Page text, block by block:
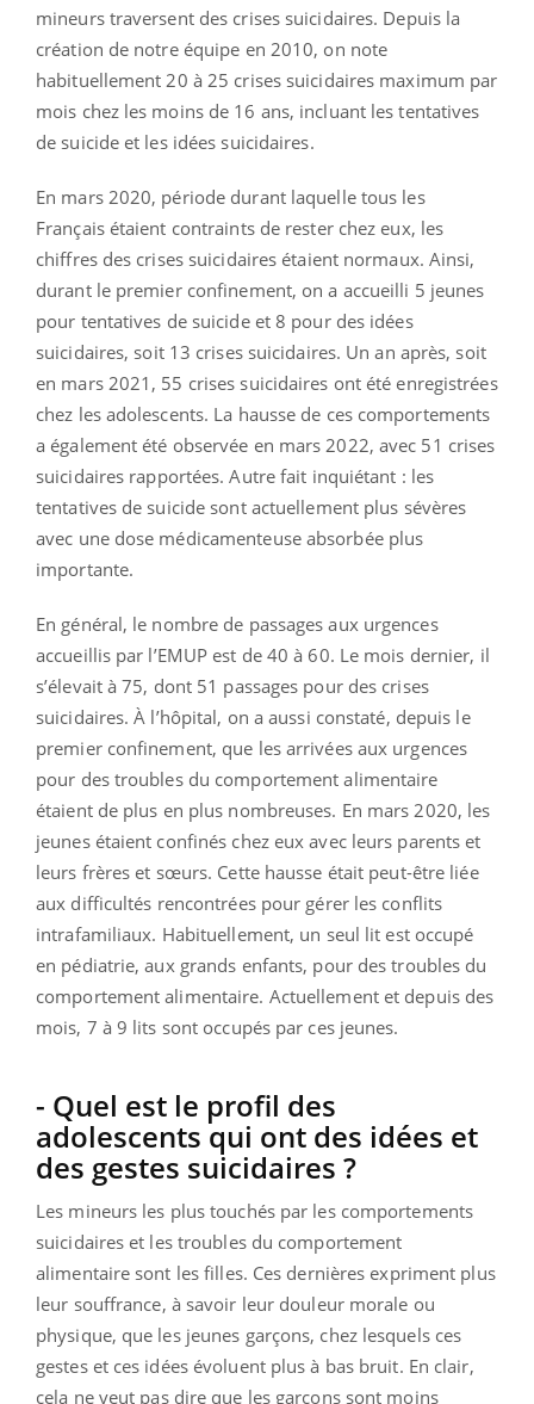
mineurs traversent des crises suicidaires. Depuis la
création de notre équipe en 2010, on note
habituellement 20 à 25 crises suicidaires maximum par
mois chez les moins de 16 ans, incluant les tentatives
de suicide et les idées suicidaires.
En mars 2020, période durant laquelle tous les
Français étaient contraints de rester chez eux, les
chiffres des crises suicidaires étaient normaux. Ainsi,
durant le premier confinement, on a accueilli 5 jeunes
pour tentatives de suicide et 8 pour des idées
suicidaires, soit 13 crises suicidaires. Un an après, soit
en mars 2021, 55 crises suicidaires ont été enregistrées
chez les adolescents. La hausse de ces comportements
a également été observée en mars 2022, avec 51 crises
suicidaires rapportées. Autre fait inquiétant : les
tentatives de suicide sont actuellement plus sévères
avec une dose médicamenteuse absorbée plus
importante.
En général, le nombre de passages aux urgences
accueillis par l’EMUP est de 40 à 60. Le mois dernier, il
s’élevait à 75, dont 51 passages pour des crises
suicidaires. À l’hôpital, on a aussi constaté, depuis le
premier confinement, que les arrivées aux urgences
pour des troubles du comportement alimentaire
étaient de plus en plus nombreuses. En mars 2020, les
jeunes étaient confinés chez eux avec leurs parents et
leurs frères et sœurs. Cette hausse était peut-être liée
aux difficultés rencontrées pour gérer les conflits
intrafamiliaux. Habituellement, un seul lit est occupé
en pédiatrie, aux grands enfants, pour des troubles du
comportement alimentaire. Actuellement et depuis des
mois, 7 à 9 lits sont occupés par ces jeunes.
- Quel est le profil des
adolescents qui ont des idées et
des gestes suicidaires ?
Les mineurs les plus touchés par les comportements
suicidaires et les troubles du comportement
alimentaire sont les filles. Ces dernières expriment plus
leur souffrance, à savoir leur douleur morale ou
physique, que les jeunes garçons, chez lesquels ces
gestes et ces idées évoluent plus à bas bruit. En clair,
cela ne veut pas dire que les garçons sont moins